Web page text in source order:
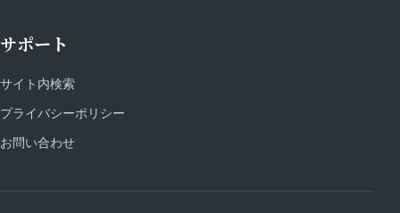
サポート
サイト内検索
プライバシーポリシー
お問い合わせ